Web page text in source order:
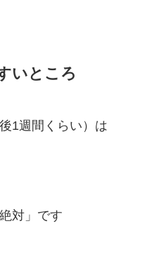
いところ
1週間くらい）は
対」です